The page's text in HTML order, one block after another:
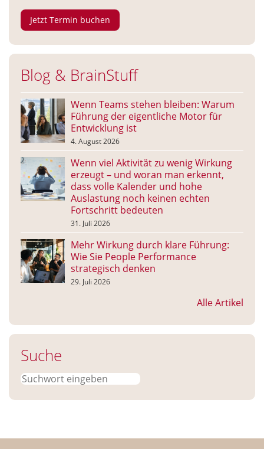
Jetzt Termin buchen
Blog & BrainStuff
Wenn Teams stehen bleiben: Warum
Führung der eigentliche Motor für
Entwicklung ist
4. August 2026
Wenn viel Aktivität zu wenig Wirkung
erzeugt – und woran man erkennt,
dass volle Kalender und hohe
Auslastung noch keinen echten
Fortschritt bedeuten
31. Juli 2026
Mehr Wirkung durch klare Führung:
Wie Sie People Performance
strategisch denken
29. Juli 2026
Alle Artikel
Suche
Suchen